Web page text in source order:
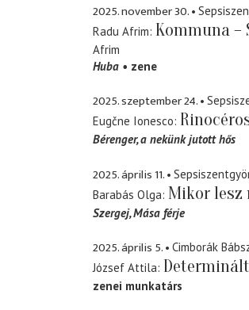
2025. november 30.
Radu Afrim Kommuna –
Afrim
Huba
zene
2025. szeptember 24.
Eugčne Ionesco
Bérenger a nekünk jutott hős
2025. április 11.
Barabás Olga Mikor lesz
Szergej Mása férje
2025. április 5.
Cimborák
József Attila Determinált
zenei munkatárs